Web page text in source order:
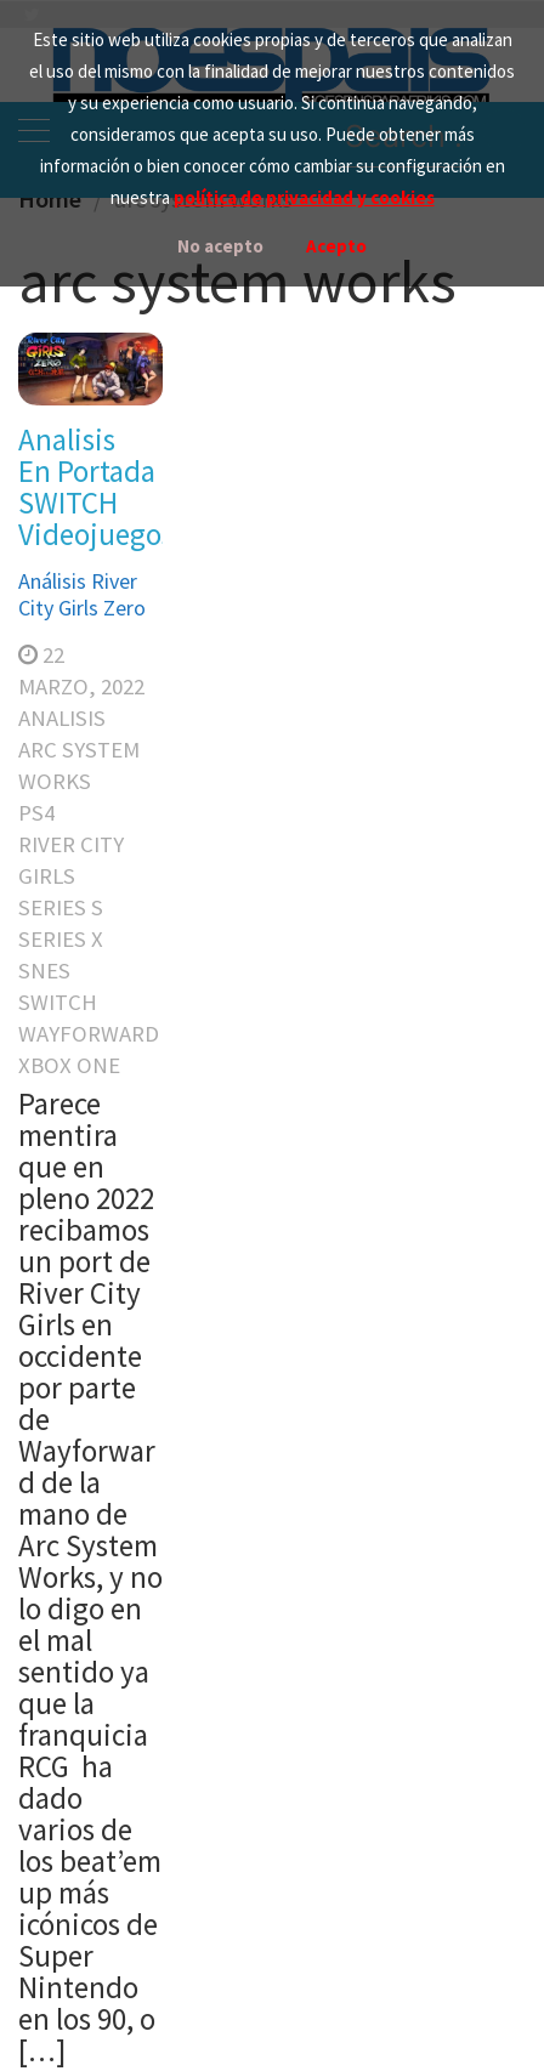
Este sitio web utiliza cookies propias y de terceros que analizan
el uso del mismo con la finalidad de mejorar nuestros contenidos
y su experiencia como usuario. Si continua navegando,
consideramos que acepta su uso. Puede obtener más
información o bien conocer cómo cambiar su configuración en
nuestrapolítica de privacidad y cookies
No acepto Acepto
content
Search
for:
Home arc system works
arc system works
Analisis
En Portada
SWITCH
Videojuegos
Análisis River
City Girls Zero
22
MARZO, 2022
ANALISIS
ARC SYSTEM
WORKS
PS4
RIVER CITY
GIRLS
SERIES S
SERIES X
SNES
SWITCH
WAYFORWARD
XBOX ONE
Parece
mentira
que en
pleno 2022
recibamos
un port de
River City
Girls en
occidente
por parte
de
Wayforwar
d de la
mano de
Arc System
Works, y no
lo digo en
el mal
sentido ya
que la
franquicia
RCG ha
dado
varios de
los beat’em
up más
icónicos de
Super
Nintendo
en los 90, o
[…]